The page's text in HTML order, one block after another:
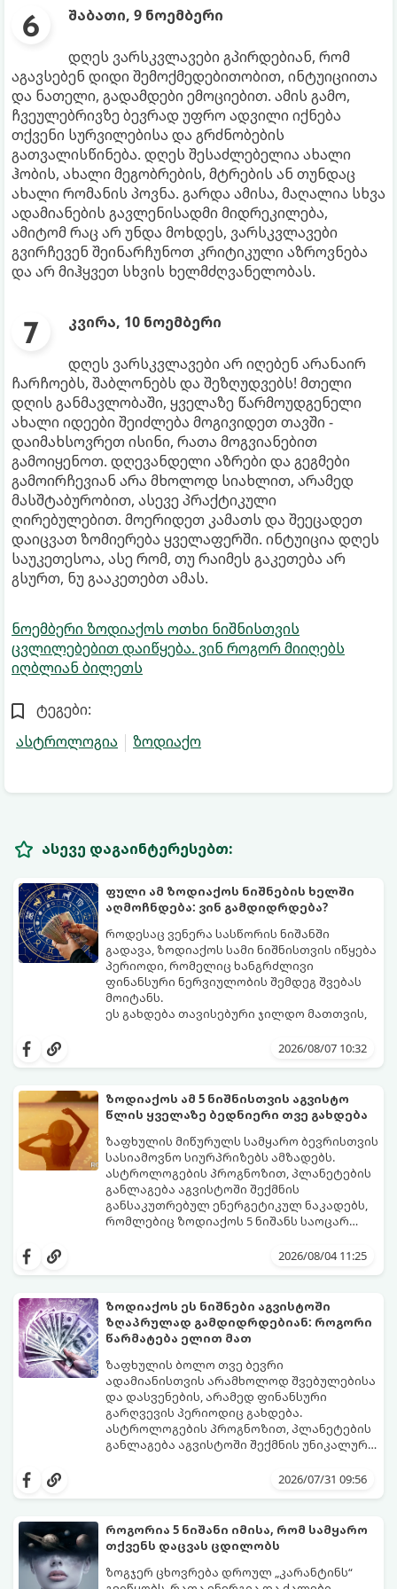
შაბათი, 9 ნოემბერი
დღეს ვარსკვლავები გპირდებიან, რომ
აგავსებენ დიდი შემოქმედებითობით, ინტუიციითა
და ნათელი, გადამდები ემოციებით. ამის გამო,
ჩვეულებრივზე ბევრად უფრო ადვილი იქნება
თქვენი სურვილებისა და გრძნობების
გათვალისწინება. დღეს შესაძლებელია ახალი
ჰობის, ახალი მეგობრების, მტრების ან თუნდაც
ახალი რომანის პოვნა. გარდა ამისა, მაღალია სხვა
ადამიანების გავლენისადმი მიდრეკილება,
ამიტომ რაც არ უნდა მოხდეს, ვარსკვლავები
გვირჩევენ შეინარჩუნოთ კრიტიკული აზროვნება
და არ მიჰყვეთ სხვის ხელმძღვანელობას.
კვირა, 10 ნოემბერი
დღეს ვარსკვლავები არ იღებენ არანაირ
ჩარჩოებს, შაბლონებს და შეზღუდვებს! მთელი
დღის განმავლობაში, ყველაზე წარმოუდგენელი
ახალი იდეები შეიძლება მოგივიდეთ თავში -
დაიმახსოვრეთ ისინი, რათა მოგვიანებით
გამოიყენოთ. დღევანდელი აზრები და გეგმები
გამოირჩევიან არა მხოლოდ სიახლით, არამედ
მასშტაბურობით, ასევე პრაქტიკული
ღირებულებით. მოერიდეთ კამათს და შეეცადეთ
დაიცვათ ზომიერება ყველაფერში. ინტუიცია დღეს
საუკეთესოა, ასე რომ, თუ რაიმეს გაკეთება არ
გსურთ, ნუ გააკეთებთ ამას.
ნოემბერი ზოდიაქოს ოთხი ნიშნისთვის
ცვლილებებით დაიწყება. ვინ როგორ მიიღებს
იღბლიან ბილეთს
ტეგები:
ასტროლოგია
ზოდიაქო
ასევე დაგაინტერესებთ:
ფული ამ ზოდიაქოს ნიშნების ხელში
აღმოჩნდება: ვინ გამდიდრდება?
როდესაც ვენერა სასწორის ნიშანში
გადავა, ზოდიაქოს სამი ნიშნისთვის იწყება
პერიოდი, რომელიც ხანგრძლივი
ფინანსური ნერვიულობის შემდეგ შვებას
მოიტანს.
ეს გახდება თავისებური ჯილდო მათთვის,
იჩენდა და სირთულეების მიუხედავად წინ
სურვილების გადადებასა და ხარჯების
მკაცრ კონტროლს. თუმცა, ახლა სიტუაცია
თანდათან შეიცვლება.
პრობლემები, რომლებიც უსასრულო
გეგონათ, უკან დაიხევს, ამასთან ერთად კი
გაჩნდება მეტი ნდობა მომავლის მიმართ.
რთული პერიოდის შემდეგ ეს ნიშნები
შეძლებენ ამოისუნთქონ და დაინახონ
ახალი შესაძლებლობები.
2026/08/07 10:32
ზოდიაქოს ამ 5 ნიშნისთვის აგვისტო
წლის ყველაზე ბედნიერი თვე გახდება
ზაფხულის მიწურულს სამყარო ბევრისთვის
სასიამოვნო სიურპრიზებს ამზადებს.
ასტროლოგების პროგნოზით, პლანეტების
განლაგება აგვისტოში შექმნის
განსაკუთრებულ ენერგეტიკულ ნაკადებს,
რომლებიც ზოდიაქოს 5 ნიშანს საოცარ
ყველაზე ბედნიერი თვე აღმოჩნდება.
2026/08/04 11:25
ზოდიაქოს ეს ნიშნები აგვისტოში
ზღაპრულად გამდიდრდებიან: როგორი
წარმატება ელით მათ
ზაფხულის ბოლო თვე ბევრი
ადამიანისთვის არამხოლოდ შვებულებისა
და დასვენების, არამედ ფინანსური
გარღვევის პერიოდიც გახდება.
ასტროლოგების პროგნოზით, პლანეტების
განლაგება აგვისტოში შექმნის უნიკალურ
ზოდიაქოს 4 ნიშანს ფინანსური წარმატების
შორის, ვისაც აგვისტოში ფინანსური
2026/07/31 09:56
როგორია 5 ნიშანი იმისა, რომ სამყარო
თქვენს დაცვას ცდილობს
ზოგჯერ ცხოვრება დროულ „კარანტინს“